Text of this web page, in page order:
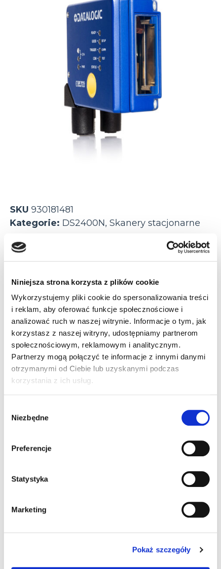
Niniejsza strona korzysta z plików cookie
Wykorzystujemy pliki cookie do spersonalizowania treści
i reklam, aby oferować funkcje społecznościowe i
analizować ruch w naszej witrynie. Informacje o tym, jak
korzystasz z naszej witryny, udostępniamy partnerom
społecznościowym, reklamowym i analitycznym.
Partnerzy mogą połączyć te informacje z innymi danymi
otrzymanymi od Ciebie lub uzyskanymi podczas
korzystania z ich usług.
zgody
Niezbędne
Preferencje
Statystyka
Marketing
Pokaż szczegóły
SKU 930181481
Kategorie: DS2400N, Skanery stacjonarne
Obszar zastosowania
Odległość odczytu
do 22 cm
do 30 cm
do 60 cm
Przewód komunikacyjny
Przewód zasilania w zestawie
kody o standardowej rozdzielczości